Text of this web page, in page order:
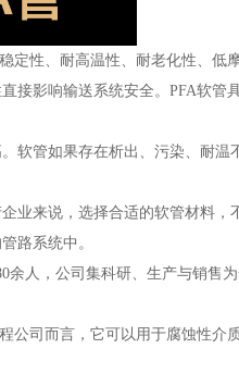
性、耐高温性、耐老化性、
接影响输送系统安全。PFA软
软管如果存在析出、污染、耐
业来说，选择合适的软管材料
路系统中。
人，公司集科研、生产与销售
司而言，它可以用于腐蚀性